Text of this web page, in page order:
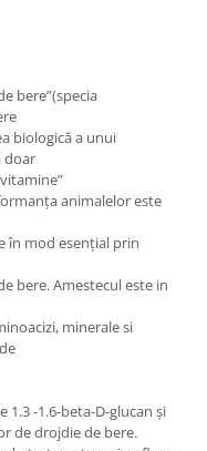
bere”(specia
biologică a unui
doar
animalelor este
în mod esențial prin
bere. Amestecul este in
minerale si
-1.6-beta-D-glucan și
de drojdie de bere.